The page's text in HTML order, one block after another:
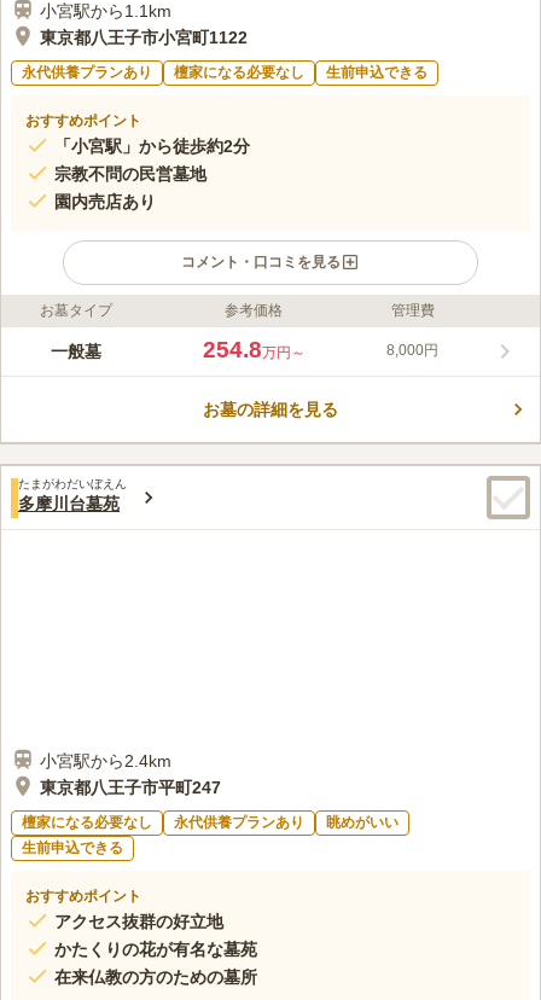
小宮駅から1.1km
東京都八王子市小宮町1122
永代供養プランあり 檀家になる必要なし 生前申込できる
おすすめポイント
「小宮駅」から徒歩約2分
宗教不問の民営墓地
園内売店あり
コメント・口コミを見る
ライフドット編集部のコメント
多摩の郷は、JR八高線「小宮駅」から徒歩約2分の場所にある、
り、売店もあるため、線香や仏花なども購入することができま
口コミ評価
みんなの評価
50代男性
霊園からの移動は車が基本なので途中で寄る店は飲食店のみで普
お墓タイプ 参考価格 管理費
一般墓 254.8万円～ 8,000円
お墓の詳細を見る
たまがわだいぼえん
多摩川台墓苑
小宮駅から2.4km
東京都八王子市平町247
檀家になる必要なし 永代供養プランあり
眺めがいい
生前申込できる
おすすめポイント
アクセス抜群の好立地
かたくりの花が有名な墓苑
在来仏教の方のための墓所